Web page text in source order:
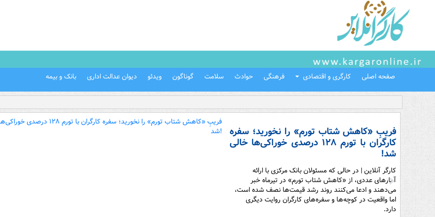
صفحه اصلی کارگری و اقتصادی فرهنگی حوادث سلامت گوناگون ویدئو دیوان عدالت اداری بانک و بیمه
فریبِ «کاهش شتاب تورم» را نخورید؛ سفره
کارگران با تورم ۱۲۸ درصدی خوراکی‌ها خالی
شد!
کارگر آنلاین | در حالی که مسئولان بانک مرکزی با ارائه
آمارهای عددی، از «کاهش شتاب تورم» در تیرماه خبر
می‌دهند و ادعا می‌کنند روند رشد قیمت‌ها نصف شده است،
اما واقعیت در کوچه‌ها و سفره‌های کارگران روایت دیگری
دارد.